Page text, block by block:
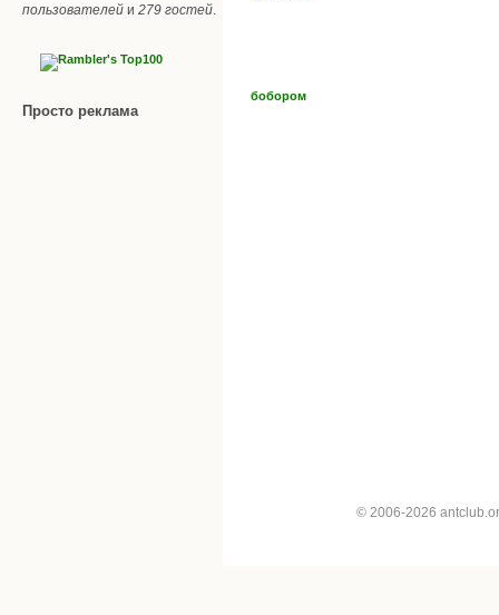
пользователей и 279 гостей
Просто реклама
бобором
© 2006-2026